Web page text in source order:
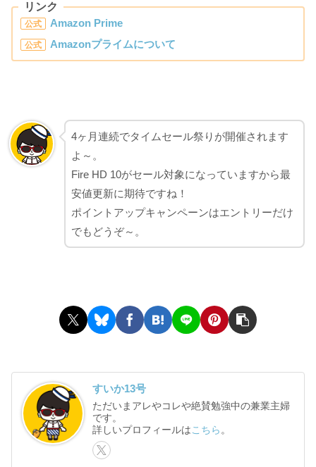
リンク
公式 Amazon Prime
公式 Amazonプライムについて
4ヶ月連続でタイムセール祭りが開催されます
よ～。
Fire HD 10がセール対象になっていますから最
安値更新に期待ですね！
ポイントアップキャンペーンはエントリーだけ
でもどうぞ～。
すいか13号
ただいまアレやコレや絶賛勉強中の兼業主婦
です。
詳しいプロフィールは こちら 。